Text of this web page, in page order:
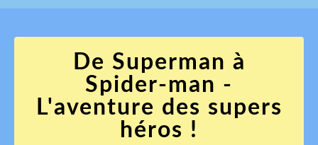
De Superman à
Spider-man -
L'aventure des supers
héros !